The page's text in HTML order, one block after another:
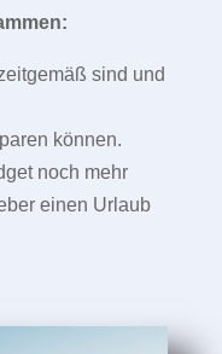
sind und
können.
noch mehr
einen Urlaub